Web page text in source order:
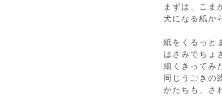
まずは、こま
犬になる紙か
紙をくるっと
はさみでちょ
細くきってみ
同じうごきの
かたちも、さ